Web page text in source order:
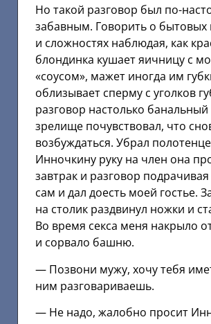
Но такой разговор был по-
забавным. Говорить о бытовых
и сложностях наблюдая, как
блондинка кушает яичницу с
«соусом», мажет иногда им
облизывает сперму с уголков
разговор настолько
зрелище почувствовал, что
возбуждаться. Убрал
Инночкину руку на член она
завтрак и разговор
сам и дал доесть моей гостье.
на столик раздвинул ножки и
Во время секса меня накрыло
и сорвало башню.
— Позвони мужу, хочу тебя
ним разговариваешь.
— Не надо, жалобно просит